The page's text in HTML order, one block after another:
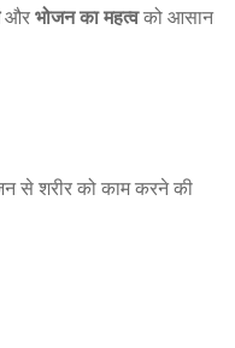
औरभोजन का महत्वको आसान
से शरीर को काम करने की